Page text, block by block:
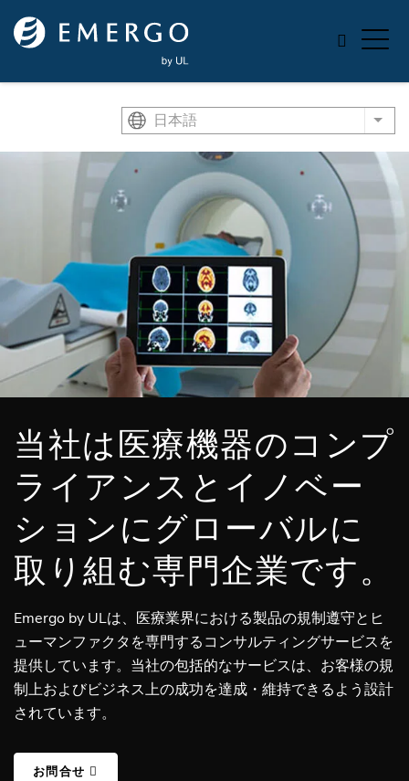
Skip to main content
日本語 List
当社は医療機器のコンプ
ライアンスとイノベー
ションにグローバルに
取り組む専門企業です。
Emergo by ULは、医療業界における製品の規制遵守とヒ
ューマンファクタを専門するコンサルティングサービスを
提供しています。当社の包括的なサービスは、お客様の規
制上およびビジネス上の成功を達成・維持できるよう設計
されています。
お問合せ